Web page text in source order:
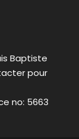
Baptiste
pour
no: 5663